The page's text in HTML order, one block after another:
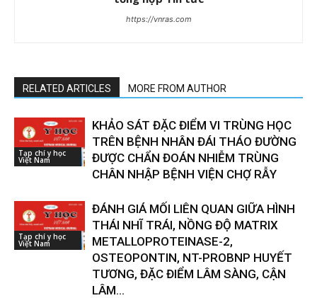
https://vnras.com
RELATED ARTICLES MORE FROM AUTHOR
Tạp chí y học
Việt Nam
KHẢO SÁT ĐẶC ĐIỂM VI TRÙNG HỌC
TRÊN BỆNH NHÂN ĐÁI THÁO ĐƯỜNG
ĐƯỢC CHẨN ĐOÁN NHIỄM TRÙNG
CHÂN NHẬP BỆNH VIỆN CHỢ RẪY
Tạp chí y học
Việt Nam
ĐÁNH GIÁ MỐI LIÊN QUAN GIỮA HÌNH
THÁI NHĨ TRÁI, NỒNG ĐỘ MATRIX
METALLOPROTEINASE-2,
OSTEOPONTIN, NT-PROBNP HUYẾT
TƯƠNG, ĐẶC ĐIỂM LÂM SÀNG, CẬN
LÂM...